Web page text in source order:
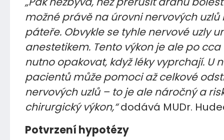
možné právě na úrovni nervových uzlů
páteře. Obvykle se tyhle nervové uzly
anestetikem. Tento výkon je ale po
nutno opakovat, když léky vyprchají. U
pacientů může pomoci až celkové
nervových uzlů – to je ale náročný a
chirurgický výkon,“dodává MUDr.
Potvrzení hypotézy